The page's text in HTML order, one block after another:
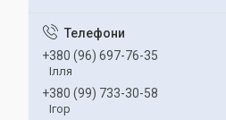
+380 (96) 697-76-35
Ілля
+380 (99) 733-30-58
Ігор